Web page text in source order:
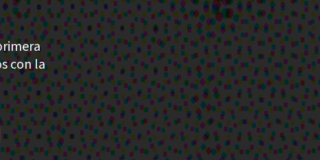
con la